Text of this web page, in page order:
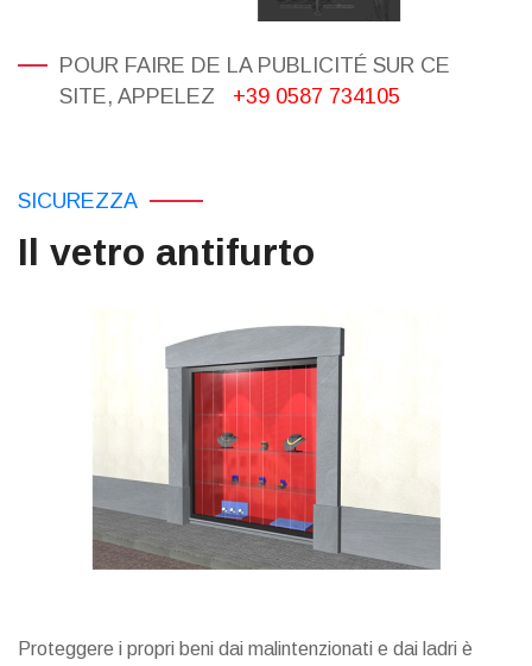
POUR FAIRE DE LA PUBLICITÉ SUR CE
SITE, APPELEZ
+39 0587 734105
SICUREZZA
Il vetro antifurto
Proteggere i propri beni dai malintenzionati e dai ladri è